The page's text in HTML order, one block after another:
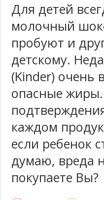
Для детей
молочный
пробуют и
детскому.
(Kinder) очень
опасные
каждом
если ребенок
думаю, вреда
покупаете Вы?